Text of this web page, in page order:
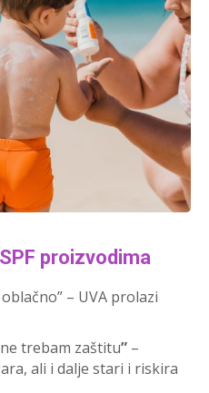
proizvodima
oblačno” – UVA prolazi
trebam zaštitu” –
ali i dalje stari i riskira